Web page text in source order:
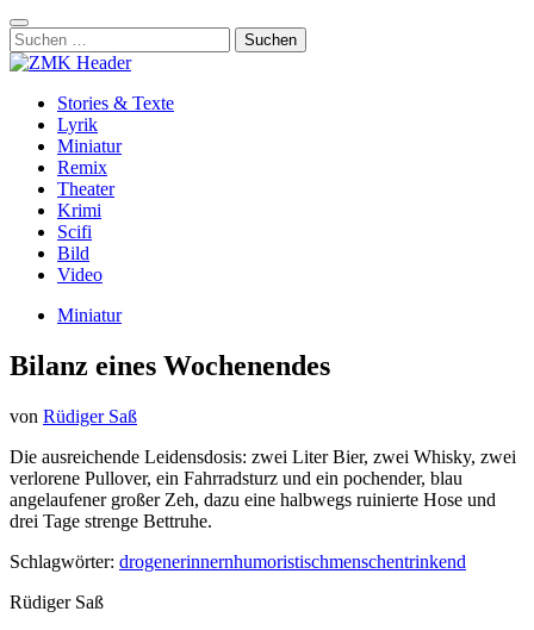
Suchen
nach:
Stories & Texte
Lyrik
Miniatur
Remix
Theater
Krimi
Scifi
Bild
Video
Miniatur
Bilanz eines Wochenendes
von Rüdiger Saß
Die ausreichende Leidensdosis: zwei Liter Bier, zwei Whisky, zwei
verlorene Pullover, ein Fahrradsturz und ein pochender, blau
angelaufener großer Zeh, dazu eine halbwegs ruinierte Hose und
drei Tage strenge Bettruhe.
Schlagwörter: drogenerinnernhumoristischmenschentrinkend
Rüdiger Saß